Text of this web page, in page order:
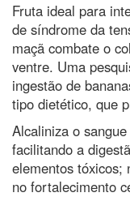
Fruta ideal para
de síndrome da
maçã combate o
ventre. Uma
ingestão de
tipo dietético, que
Alcaliniza o
facilitando a
elementos tóxicos;
no fortalecimento